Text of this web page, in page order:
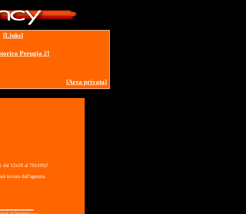
Links]
Perugia 2]
[Area privata]
dal 12x18 al 70x100)?
inviata dall'agenzia.